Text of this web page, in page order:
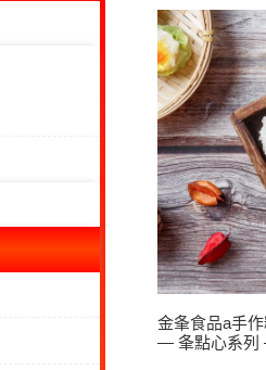
金夆食品a手
— 夆點心系